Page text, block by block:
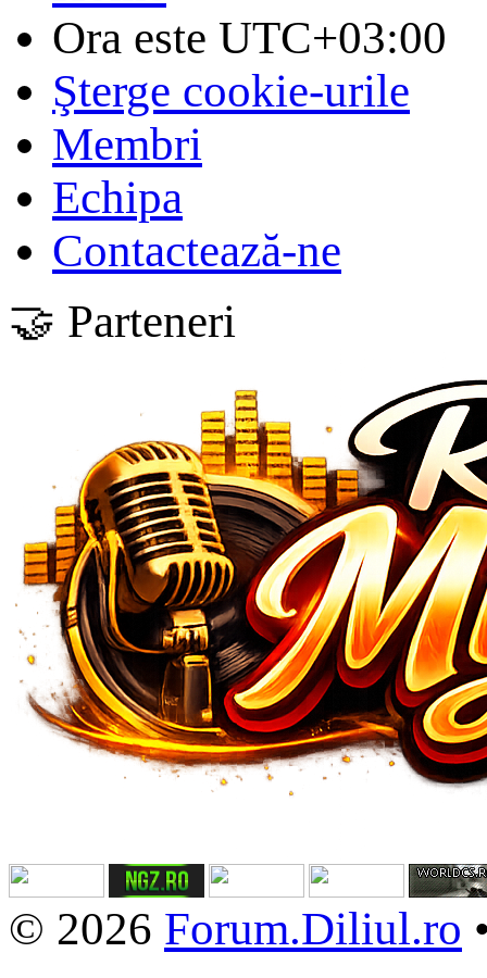
Ora este UTC+03:00
Şterge cookie-urile
Membri
Echipa
Contactează-ne
🤝 Parteneri
© 2026 Forum.Diliul.ro